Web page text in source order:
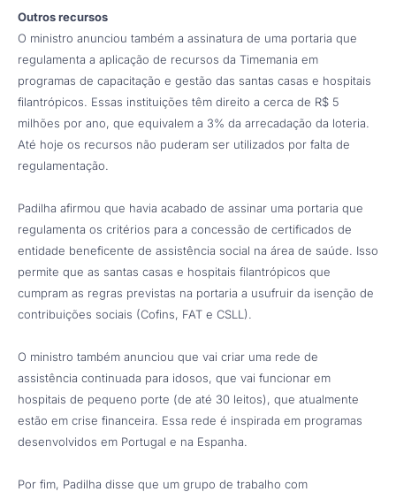
Outros recursos
O ministro anunciou também a assinatura de uma portaria que
regulamenta a aplicação de recursos da Timemania em
programas de capacitação e gestão das santas casas e hospitais
filantrópicos. Essas instituições têm direito a cerca de R$ 5
milhões por ano, que equivalem a 3% da arrecadação da loteria.
Até hoje os recursos não puderam ser utilizados por falta de
regulamentação.
Padilha afirmou que havia acabado de assinar uma portaria que
regulamenta os critérios para a concessão de certificados de
entidade beneficente de assistência social na área de saúde. Isso
permite que as santas casas e hospitais filantrópicos que
cumpram as regras previstas na portaria a usufruir da isenção de
contribuições sociais (Cofins, FAT e CSLL).
O ministro também anunciou que vai criar uma rede de
assistência continuada para idosos, que vai funcionar em
hospitais de pequeno porte (de até 30 leitos), que atualmente
estão em crise financeira. Essa rede é inspirada em programas
desenvolvidos em Portugal e na Espanha.
Por fim, Padilha disse que um grupo de trabalho com